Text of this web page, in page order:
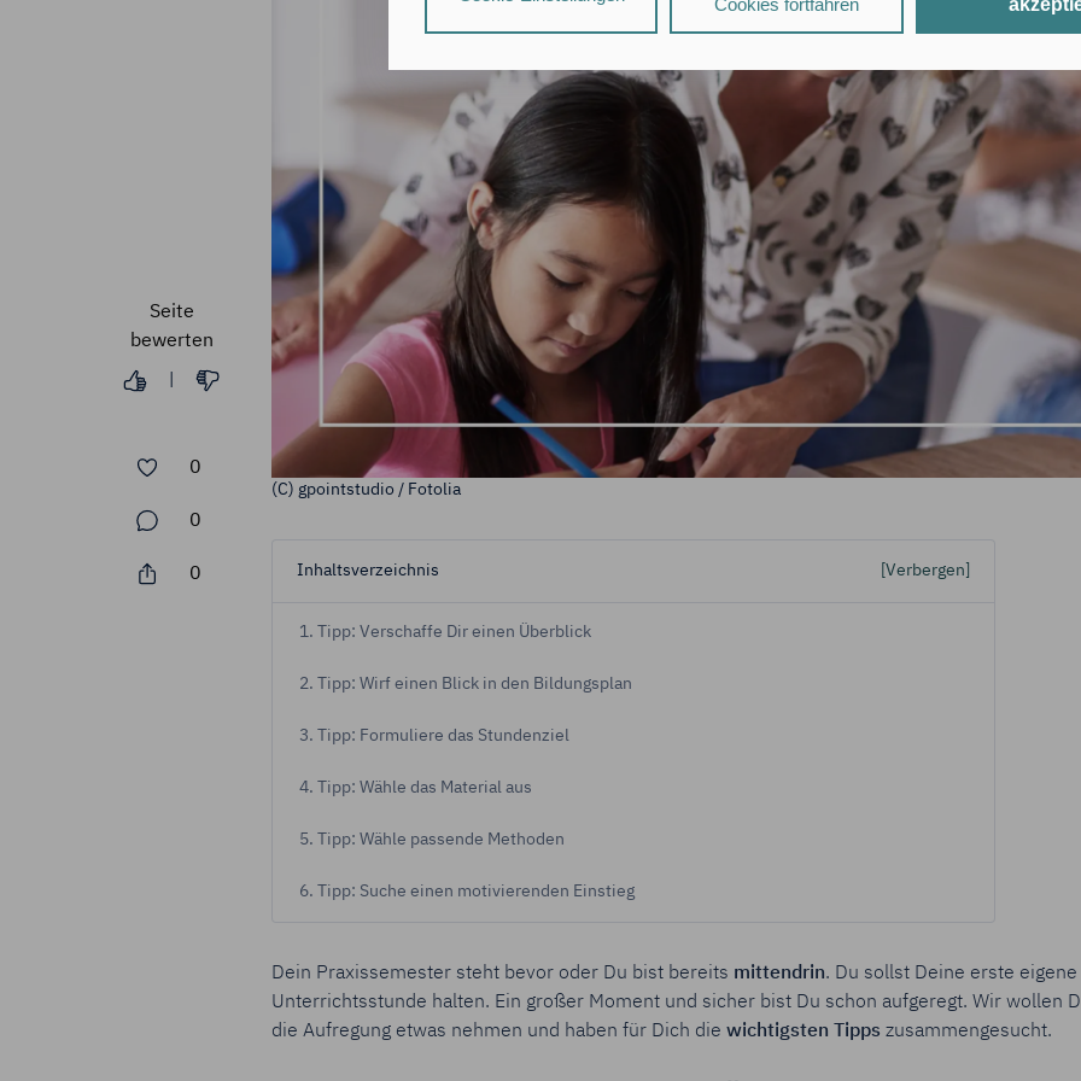
individuelle Nutzungsprofile erstellt und mit Daten von anderen Websites angereichert
Durch Klick auf „Alle Cookies akzeptieren"
stimmst Du für alle nicht technisch
zu:
der Speicherung von Informationen auf Deinem Gerät bzw. dem Zugriff auf
Informationen (§ 25 Abs. 1 TDDDG), sowie
der Verarbeitung Deiner Daten zu den in unseren
Datenschutzhinweisen
(Art. 6 Abs. 1 lit. a DSGVO).
Hinweis zum Datentransfer in die USA: Zudem willigst Du ein, dass Anbieter mit Sitz
Deine Daten verarbeiten dürfen (Art. 49 Abs. 1 DSGVO). Es ist möglich, dass US-
Daten zugreifen können.
Durch Klick auf„Nur mit erforderlichen Cookies fortfahren"lehnst Du alle technisch
erforderlichen Cookies (Leistungs- und Personalisierungs-Cookies) ab.
kannst Du Deine Einwilligungen jederzeit mit
Cookies fortfahren
(C) gpointstudio / Fotolia
Inhaltsverzeichnis [Verbergen]
1. Tipp: Verschaffe Dir einen Überblick
2. Tipp: Wirf einen Blick in den Bildungsplan
3. Tipp: Formuliere das Stundenziel
4. Tipp: Wähle das Material aus
5. Tipp: Wähle passende Methoden
6. Tipp: Suche einen motivierenden Einstieg
Dein Praxissemester steht bevor oder Du bist bereits mittendrin. Du sollst Deine erste eigene
Unterrichtsstunde halten. Ein großer Moment und sicher bist Du schon aufgeregt. Wir wollen
die Aufregung etwas nehmen und haben für Dich die wichtigsten Tipps zusammengesucht.
Seite
bewerten
0
0
0